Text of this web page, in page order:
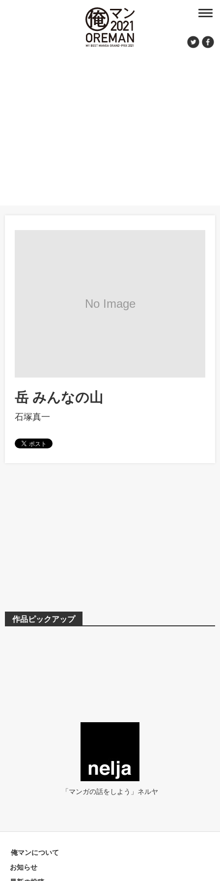
岳 みんなの山
石塚真一
作品ピックアップ
「マンガの話をしよう」ネルヤ
俺マンについて
お知らせ